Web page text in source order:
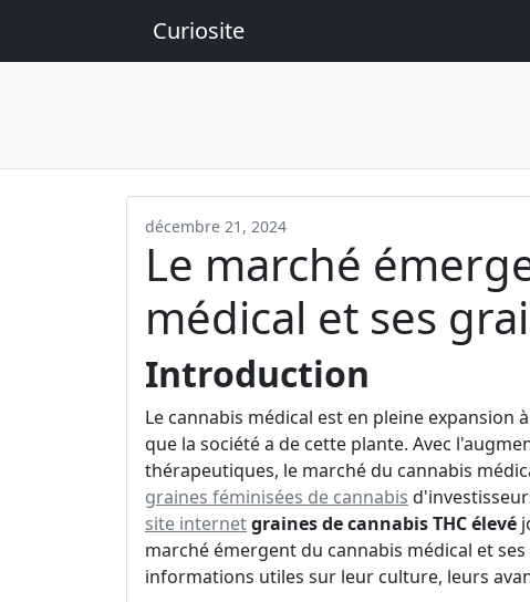
Curiosite
décembre 21, 2024
Le marché
médical et ses
Introduction
Le cannabis médical est en pleine
que la société a de cette plante. Avec
thérapeutiques, le marché du cannabis
graines féminisées de cannabis
site internetgraines de cannabis THC élevé
marché émergent du cannabis médical et
informations utiles sur leur culture, leurs